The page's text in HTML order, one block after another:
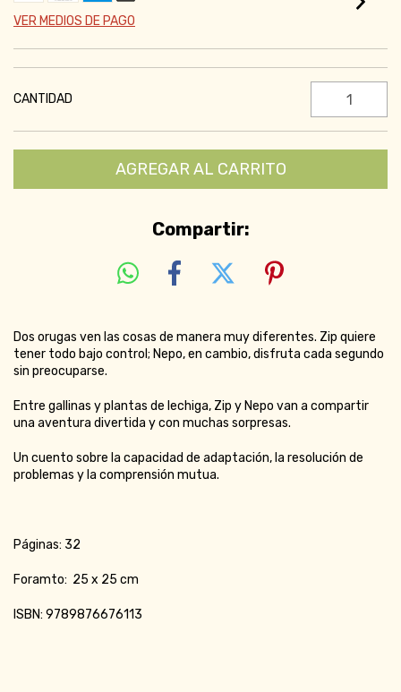
VER MEDIOS DE PAGO
CANTIDAD
Compartir:
Dos orugas ven las cosas de manera muy diferentes. Zip quiere
tener todo bajo control; Nepo, en cambio, disfruta cada segundo
sin preocuparse.
Entre gallinas y plantas de lechiga, Zip y Nepo van a compartir
una aventura divertida y con muchas sorpresas.
Un cuento sobre la capacidad de adaptación, la resolución de
problemas y la comprensión mutua.
Páginas: 32
Foramto: 25 x 25 cm
ISBN: 9789876676113